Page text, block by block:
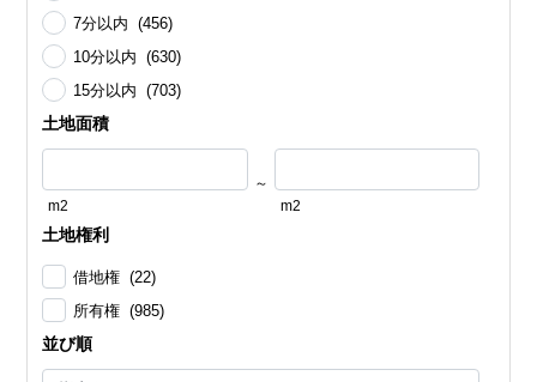
7分以内 (456)
10分以内 (630)
15分以内 (703)
土地面積
m2
～
m2
土地権利
借地権 (22)
所有権 (985)
並び順